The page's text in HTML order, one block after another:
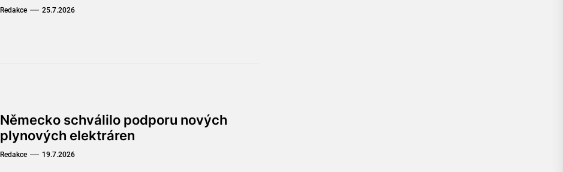
Redakce 25.7.2026
Německo schválilo podporu nových
plynových elektráren
Redakce 19.7.2026